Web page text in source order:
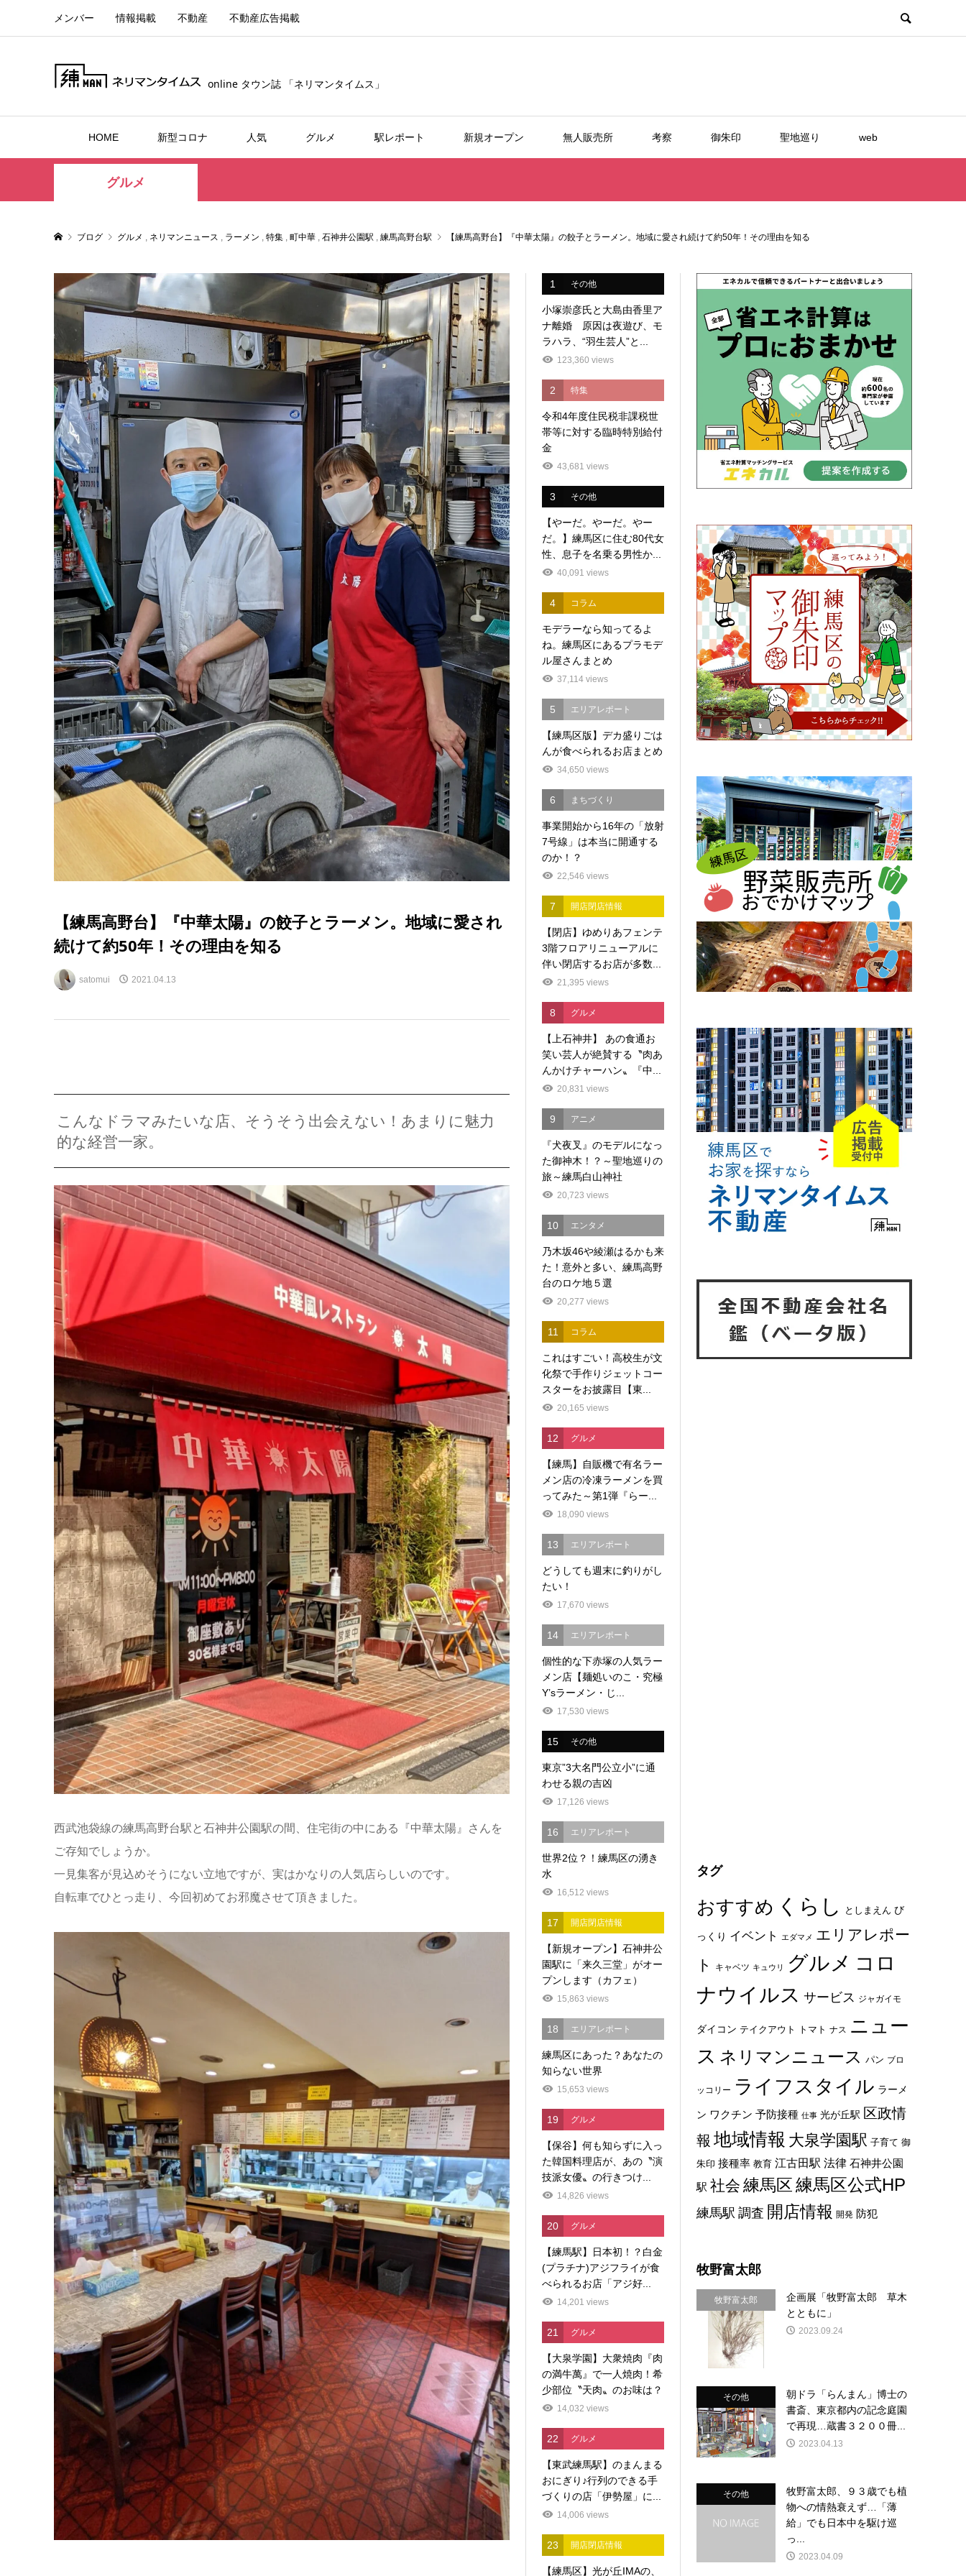
メンバー 情報掲載 不動産 不動産広告掲載
online タウン誌 「ネリマンタイムス」
HOME 新型コロナ 人気 グルメ 駅レポート 新規オープン 無人販売所 考察 御朱印 聖地巡り web
グルメ
ブログ グルメ , ネリマンニュース , ラーメン , 特集 , 町中華 , 石神井公園駅 , 練馬高野台駅 【練馬高野台】『中華太陽』の餃子とラーメン。地域に愛され続けて約50年！その理由を知る
【練馬高野台】『中華太陽』の餃子とラーメン。地域に愛され
続けて約50年！その理由を知る
satomui 2021.04.13
こんなドラマみたいな店、そうそう出会えない！あまりに魅力
的な経営一家。
西武池袋線の練馬高野台駅と石神井公園駅の間、住宅街の中にある『中華太陽』さんを
ご存知でしょうか。
一見集客が見込めそうにない立地ですが、実はかなりの人気店らしいのです。
自転車でひとっ走り、今回初めてお邪魔させて頂きました。
1 その他
小塚崇彦氏と大島由香里ア
ナ離婚 原因は夜遊び、モ
ラハラ、“羽生芸人”と...
123,360 views
2 特集
令和4年度住民税非課税世
帯等に対する臨時特別給付
金
43,681 views
3 その他
【やーだ。やーだ。やー
だ。】練馬区に住む80代女
性、息子を名乗る男性か...
40,091 views
4 コラム
モデラーなら知ってるよ
ね。練馬区にあるプラモデ
ル屋さんまとめ
37,114 views
5 エリアレポート
【練馬区版】デカ盛りごは
んが食べられるお店まとめ
34,650 views
6 まちづくり
事業開始から16年の「放射
7号線」は本当に開通する
のか！？
22,546 views
7 開店閉店情報
【閉店】ゆめりあフェンテ
3階フロアリニューアルに
伴い閉店するお店が多数...
21,395 views
8 グルメ
【上石神井】 あの食通お
笑い芸人が絶賛する〝肉あ
んかけチャーハン〟『中...
20,831 views
9 アニメ
『犬夜叉』のモデルになっ
た御神木！？～聖地巡りの
旅～練馬白山神社
20,723 views
10 エンタメ
乃木坂46や綾瀬はるかも来
た！意外と多い、練馬高野
台のロケ地５選
20,277 views
11 コラム
これはすごい！高校生が文
化祭で手作りジェットコー
スターをお披露目【東...
20,165 views
12 グルメ
【練馬】自販機で有名ラー
メン店の冷凍ラーメンを買
ってみた～第1弾『らー...
18,090 views
13 エリアレポート
どうしても週末に釣りがし
たい！
17,670 views
14 エリアレポート
個性的な下赤塚の人気ラー
メン店【麺処いのこ・究極
Y’sラーメン・じ...
17,530 views
15 その他
東京”3大名門公立小”に通
わせる親の吉凶
17,126 views
16 エリアレポート
世界2位？！練馬区の湧き
水
16,512 views
17 開店閉店情報
【新規オープン】石神井公
園駅に「来久三堂」がオー
プンします（カフェ）
15,863 views
18 エリアレポート
練馬区にあった？あなたの
知らない世界
15,653 views
19 グルメ
【保谷】何も知らずに入っ
た韓国料理店が、あの〝演
技派女優〟の行きつけ...
14,826 views
20 グルメ
【練馬駅】日本初！？白金
(プラチナ)アジフライが食
べられるお店「アジ好...
14,201 views
21 グルメ
【大泉学園】大衆焼肉『肉
の満牛萬』で一人焼肉！希
少部位〝天肉〟のお味は？
14,032 views
22 グルメ
【東武練馬駅】のまんまる
おにぎり♪行列のできる手
づくりの店「伊勢屋」に...
14,006 views
23 開店閉店情報
【練馬区】光が丘IMAの、
タグ
おすすめ くらし としまえん び
っくり イベント エダマメ エリアレポー
ト
キャベツ キュウリ グルメ コロ
ナウイルス サービス ジャガイモ
ダイコン テイクアウト トマト ナス ニュー
ス ネリマンニュース パン ブロ
ッコリー ライフスタイル ラーメ
ン ワクチン 予防接種 仕事 光が丘駅 区政情
報 地域情報 大泉学園駅 子育て 御
朱印 接種率 教育 江古田駅 法律 石神井公園
駅 社会 練馬区 練馬区公式HP
練馬駅 調査 開店情報 開発 防犯
牧野富太郎
牧野富太郎
企画展「牧野富太郎 草木
とともに」
2023.09.24
その他
朝ドラ「らんまん」博士の
書斎、東京都内の記念庭園
で再現…蔵書３２００冊...
2023.04.13
その他
牧野富太郎、９３歳でも植
物への情熱衰えず…「薄
給」でも日本中を駆け巡
っ...
2023.04.09